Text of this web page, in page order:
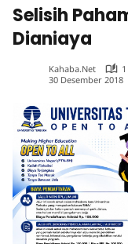
Selisih
Dianiaya
Kahaba.net
30 Desember 2018